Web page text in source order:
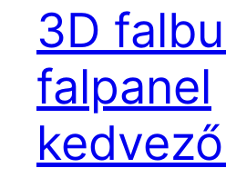
3D
falpanel